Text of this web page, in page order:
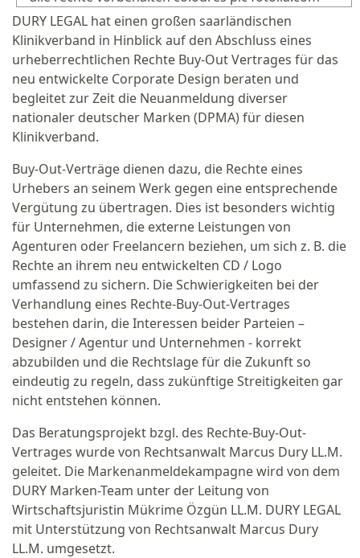
DURY LEGAL hat einen großen saarländischen
Klinikverband in Hinblick auf den Abschluss eines
urheberrechtlichen Rechte Buy-Out Vertrages für das
neu entwickelte Corporate Design beraten und
begleitet zur Zeit die Neuanmeldung diverser
nationaler deutscher Marken (DPMA) für diesen
Klinikverband.
Buy-Out-Verträge dienen dazu, die Rechte eines
Urhebers an seinem Werk gegen eine entsprechende
Vergütung zu übertragen. Dies ist besonders wichtig
für Unternehmen, die externe Leistungen von
Agenturen oder Freelancern beziehen, um sich z. B. die
Rechte an ihrem neu entwickelten CD / Logo
umfassend zu sichern. Die Schwierigkeiten bei der
Verhandlung eines Rechte-Buy-Out-Vertrages
bestehen darin, die Interessen beider Parteien –
Designer / Agentur und Unternehmen - korrekt
abzubilden und die Rechtslage für die Zukunft so
eindeutig zu regeln, dass zukünftige Streitigkeiten gar
nicht entstehen können.
Das Beratungsprojekt bzgl. des Rechte-Buy-Out-
Vertrages wurde von Rechtsanwalt Marcus Dury LL.M.
geleitet. Die Markenanmeldekampagne wird von dem
DURY Marken-Team unter der Leitung von
Wirtschaftsjuristin Mükrime Özgün LL.M. DURY LEGAL
mit Unterstützung von Rechtsanwalt Marcus Dury
LL.M. umgesetzt.